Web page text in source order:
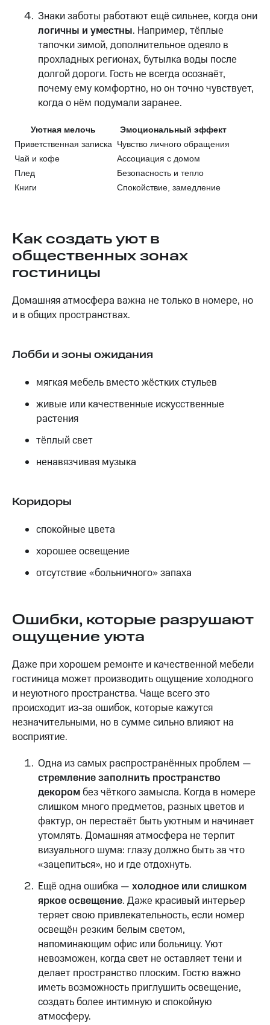
Знаки заботы работают ещё сильнее, когда они
логичны и уместны. Например, тёплые
тапочки зимой, дополнительное одеяло в
прохладных регионах, бутылка воды после
долгой дороги. Гость не всегда осознаёт,
почему ему комфортно, но он точно чувствует,
когда о нём подумали заранее.
Уютная мелочь
Эмоциональный эффект
Приветственная записка Чувство личного обращения
Чай и кофе
Ассоциация с домом
Плед
Безопасность и тепло
Книги
Спокойствие, замедление
Как создать уют в
общественных зонах
гостиницы
Домашняя атмосфера важна не только в номере, но
и в общих пространствах.
Лобби и зоны ожидания
мягкая мебель вместо жёстких стульев
живые или качественные искусственные
растения
тёплый свет
ненавязчивая музыка
Коридоры
спокойные цвета
хорошее освещение
отсутствие «больничного» запаха
Ошибки, которые разрушают
ощущение уюта
Даже при хорошем ремонте и качественной мебели
гостиница может производить ощущение холодного
и неуютного пространства. Чаще всего это
происходит из-за ошибок, которые кажутся
незначительными, но в сумме сильно влияют на
восприятие.
Одна из самых распространённых проблем —
стремление заполнить пространство
декором без чёткого замысла. Когда в номере
слишком много предметов, разных цветов и
фактур, он перестаёт быть уютным и начинает
утомлять. Домашняя атмосфера не терпит
визуального шума: глазу должно быть за что
«зацепиться», но и где отдохнуть.
Ещё одна ошибка — холодное или слишком
яркое освещение. Даже красивый интерьер
теряет свою привлекательность, если номер
освещён резким белым светом,
напоминающим офис или больницу. Уют
невозможен, когда свет не оставляет тени и
делает пространство плоским. Гостю важно
иметь возможность приглушить освещение,
создать более интимную и спокойную
атмосферу.